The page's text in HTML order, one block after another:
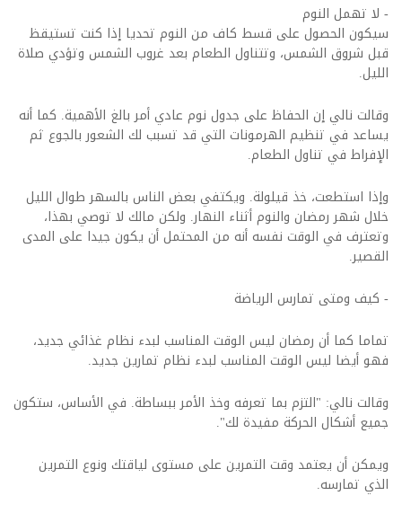
- لا تهمل النوم
سيكون الحصول على قسط كاف من النوم تحديا إذا كنت تستيقظ
قبل شروق الشمس، وتتناول الطعام بعد غروب الشمس وتؤدي صلاة
الليل.
وقالت نالي إن الحفاظ على جدول نوم عادي أمر بالغ الأهمية. كما أنه
يساعد في تنظيم الهرمونات التي قد تسبب لك الشعور بالجوع ثم
الإفراط في تناول الطعام.
وإذا استطعت، خذ قيلولة. ويكتفي بعض الناس بالسهر طوال الليل
خلال شهر رمضان والنوم أثناء النهار. ولكن مالك لا توصي بهذا،
وتعترف في الوقت نفسه أنه من المحتمل أن يكون جيدا على المدى
القصير.
- كيف ومتى تمارس الرياضة
تماما كما أن رمضان ليس الوقت المناسب لبدء نظام غذائي جديد،
فهو أيضا ليس الوقت المناسب لبدء نظام تمارين جديد.
وقالت نالي: "التزم بما تعرفه وخذ الأمر ببساطة. في الأساس، ستكون
جميع أشكال الحركة مفيدة لك".
ويمكن أن يعتمد وقت التمرين على مستوى لياقتك ونوع التمرين
الذي تمارسه.